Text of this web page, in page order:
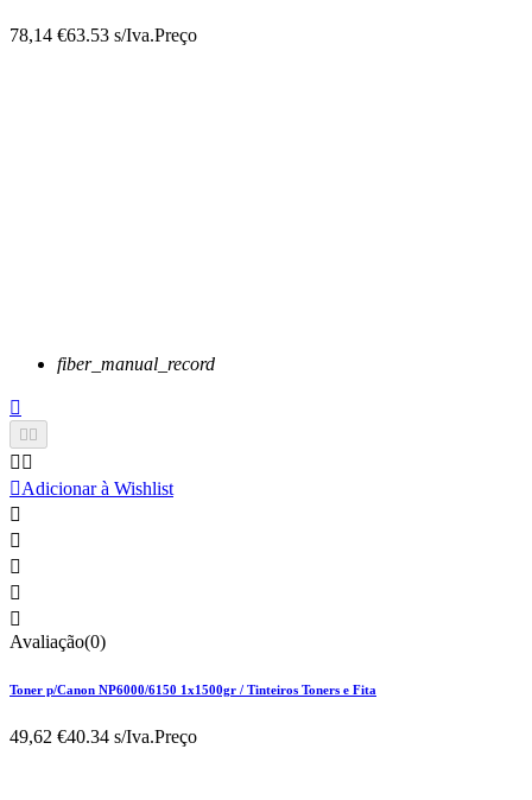
78,14 €63.53 s/Iva.Preço
fiber_manual_record


 
Adicionar à Wishlist





Avaliação(0)
Toner p/Canon NP6000/6150 1x1500gr / Tinteiros Toners e Fita
49,62 €40.34 s/Iva.Preço